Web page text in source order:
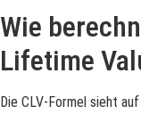
Wie
Lifetime
Die CLV-Formel sieht